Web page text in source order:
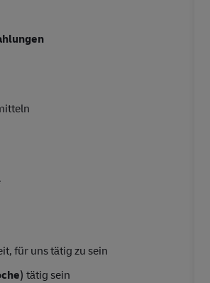
für uns tätig zu sein
) tätig sein